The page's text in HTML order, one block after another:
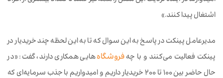
اشتغال پیدا کنند.»
مدیرعامل پینکت در پاسخ به این سوال که تا به این لحظه چند خریدیار در
پینکت فعالیت می‌کنند و با چهفروشگاه‌هایی همکاری دارند، گفت: «در
حال حاضر بین ۱۰۰ تا ۲۰۰ خریدیار داریم و امیدواریم با جذب سرمایه‌ای که